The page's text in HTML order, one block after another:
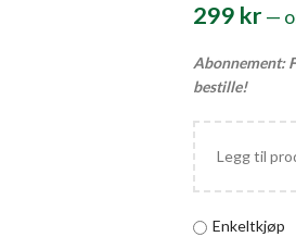
299 kr —
Abonnement:
bestille!
Legg til
Enkeltkjøp